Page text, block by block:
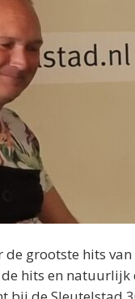
grootste hits
hits en natuurlijk